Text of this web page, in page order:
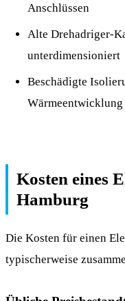
Anschlüssen
Alte Drehadriger-
unterdimensioniert
Beschädigte
Wärmeentwicklung
Kosten eines
Hamburg
Die Kosten für einen
typischerweise